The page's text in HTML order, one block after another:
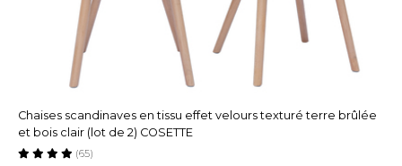
Chaises scandinaves en tissu effet velours texturé terre brûlée
et bois clair (lot de 2) COSETTE
(65)